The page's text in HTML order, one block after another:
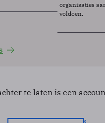
organisaties
voldoen.
te laten is een